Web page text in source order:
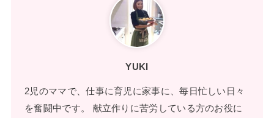
YUKI
2児のママで、仕事に育児に家事に、毎日忙しい日々
を奮闘中です。 献立作りに苦労している方のお役に